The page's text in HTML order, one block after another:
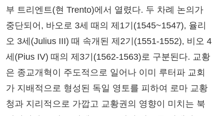
부 트리엔트(현 Trento)에서 열렸다. 두 차례 논의가
중단되어, 바오로 3세 때의 제1기(1545~1547), 율리
오 3세(Julius III) 때 속개된 제2기(1551-1552), 비오 4
세(Pius IV) 때의 제3기(1562-1563)로 구분된다. 교황
은 종교개혁이 주도적으로 일어나 이미 루터파 교회
가 지배적으로 형성된 독일 영토를 피하여 로마 교황
청과 지리적으로 가깝고 교황권의 영향이 미치는 북